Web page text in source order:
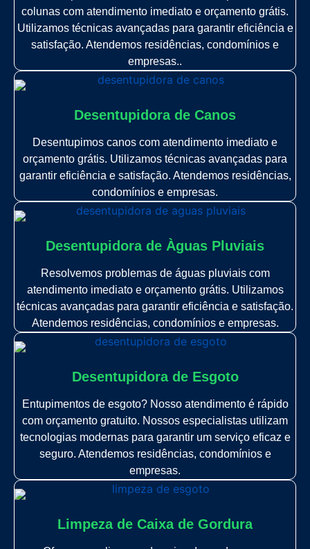
colunas com atendimento imediato e orçamento grátis.
Utilizamos técnicas avançadas para garantir eficiência e
satisfação. Atendemos residências, condomínios e
empresas..
Desentupidora de Canos
Desentupimos canos com atendimento imediato e
orçamento grátis. Utilizamos técnicas avançadas para
garantir eficiência e satisfação. Atendemos residências,
condomínios e empresas.
Desentupidora de Àguas Pluviais
Resolvemos problemas de águas pluviais com
atendimento imediato e orçamento grátis. Utilizamos
técnicas avançadas para garantir eficiência e satisfação.
Atendemos residências, condomínios e empresas.
Desentupidora de Esgoto
Entupimentos de esgoto? Nosso atendimento é rápido
com orçamento gratuito. Nossos especialistas utilizam
tecnologias modernas para garantir um serviço eficaz e
seguro. Atendemos residências, condomínios e
empresas.
Limpeza de Caixa de Gordura